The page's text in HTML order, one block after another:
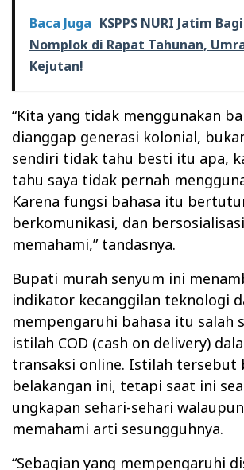
Baca Juga KSPPS NURI Jatim
Nomplok di Rapat Tahunan,
Kejutan!
“Kita yang tidak menggunakan
dianggap generasi kolonial,
sendiri tidak tahu besti itu apa,
tahu saya tidak pernah
Karena fungsi bahasa itu
berkomunikasi, dan
memahami,” tandasnya.
Bupati murah senyum ini
indikator kecanggilan teknologi
mempengaruhi bahasa itu salah
istilah COD (cash on delivery)
transaksi online. Istilah tersebut
belakangan ini, tetapi saat ini
ungkapan sehari-sehari
memahami arti sesungguhnya.
“Sebagian yang mempengaruhi